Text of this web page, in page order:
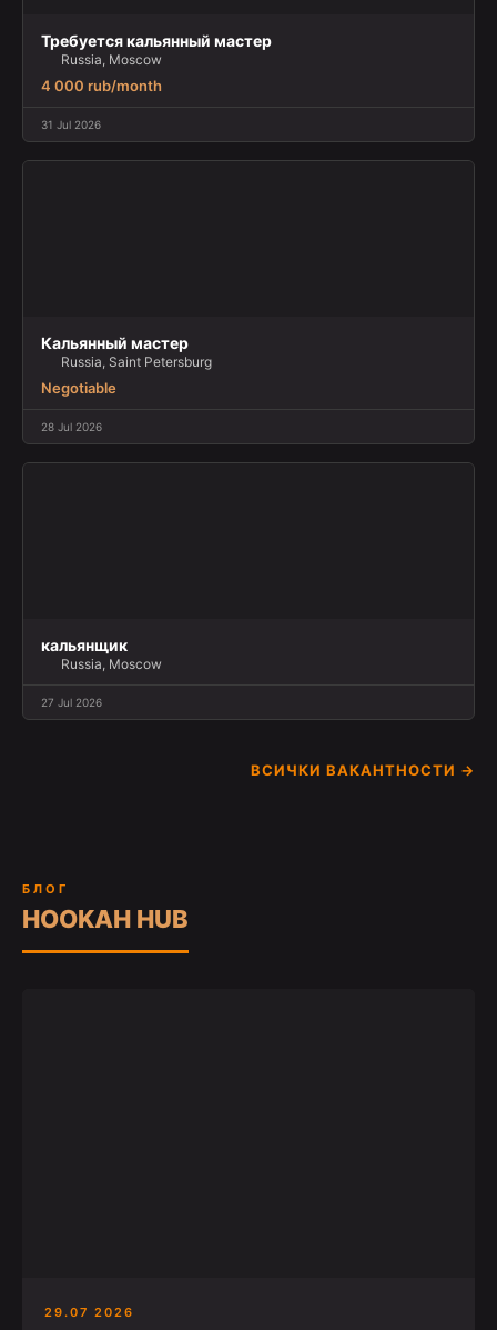
Требуется кальянный мастер
Russia, Moscow
4 000 rub/month
31 Jul 2026
Кальянный мастер
Russia, Saint Petersburg
Negotiable
28 Jul 2026
кальянщик
Russia, Moscow
27 Jul 2026
ВСИЧКИ ВАКАНТНОСТИ →
БЛОГ
HOOKAH HUB
29.07 2026